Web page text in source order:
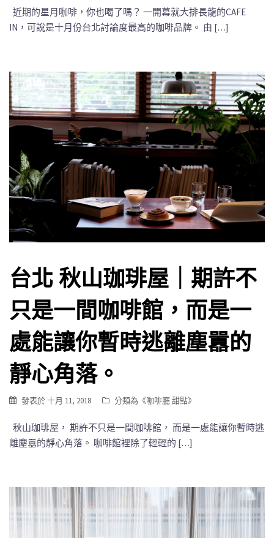
近期的星月咖啡，你也喝了嗎？ 一開幕就大排長龍的CAFE
IN，可說是十月份台北討論度最高的咖啡品牌。 由 […]
台北 秋山珈琲屋｜期許不
只是一間咖啡館，而是一
處能讓你暫時逃離塵囂的
靜心角落。
發表於十月 11, 2018 分類為《咖啡廳 甜點》
秋山珈琲屋， 期許不只是一間咖啡館， 而是一處能讓你暫時逃
離塵囂的靜心角落。 咖啡館裡除了輕輕的 […]